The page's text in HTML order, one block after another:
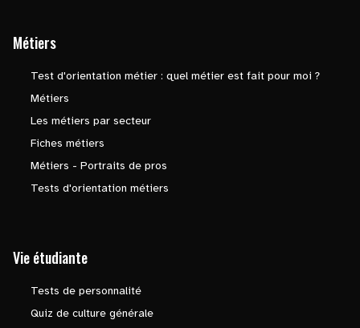
Métiers
Test d'orientation métier : quel métier est fait pour moi ?
Métiers
Les métiers par secteur
Fiches métiers
Métiers - Portraits de pros
Tests d'orientation métiers
Vie étudiante
Tests de personnalité
Quiz de culture générale